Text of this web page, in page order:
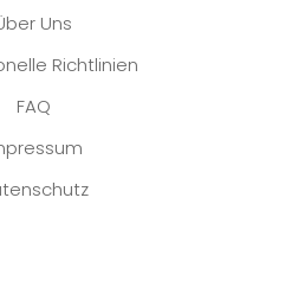
Uns
Richtlinien
FAQ